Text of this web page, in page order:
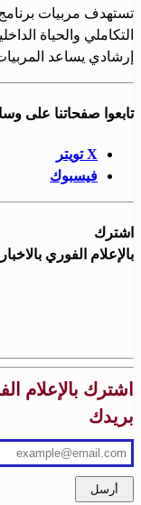
تستهدف مربيات برنامج
التكاملي والحياة
إرشادي يساعد
تابعوا صفحاتنا على
X تويتر
فيسبوك
اشترك
بالإعلام الفوري
اشترك بالإعلام
بريدك